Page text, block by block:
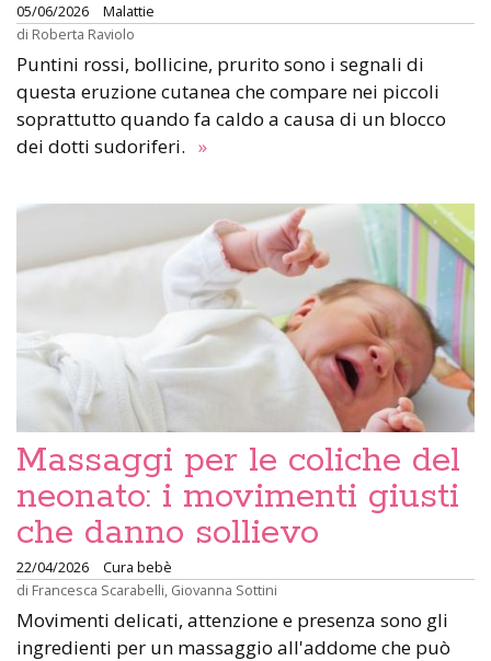
05/06/2026
Malattie
di Roberta Raviolo
Puntini rossi, bollicine, prurito sono i segnali di
questa eruzione cutanea che compare nei piccoli
soprattutto quando fa caldo a causa di un blocco
dei dotti sudoriferi. »
Massaggi per le coliche del
neonato: i movimenti giusti
che danno sollievo
22/04/2026
Cura bebè
di Francesca Scarabelli, Giovanna Sottini
Movimenti delicati, attenzione e presenza sono gli
ingredienti per un massaggio all'addome che può